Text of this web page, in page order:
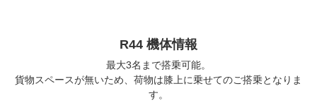
R44 機体情報
最大3名まで搭乗可能。
貨物スペースが無いため、荷物は膝上に乗せてのご搭乗となりま
す。